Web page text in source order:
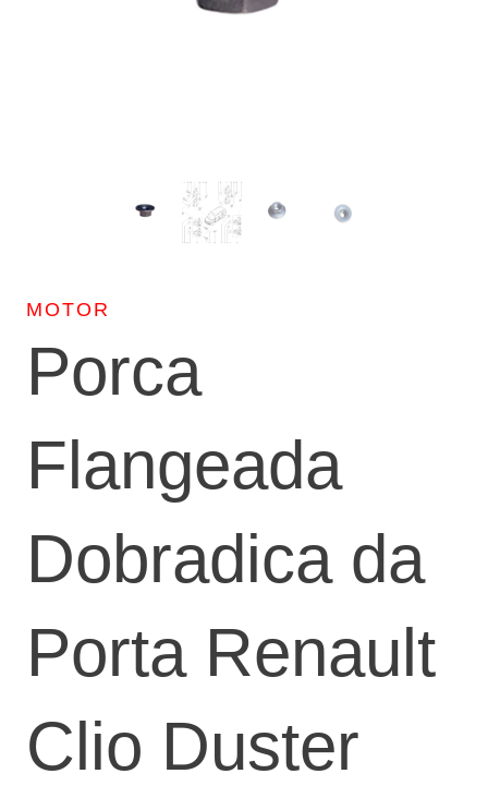
MOTOR
Porca
Flangeada
Dobradica da
Porta Renault
Clio Duster